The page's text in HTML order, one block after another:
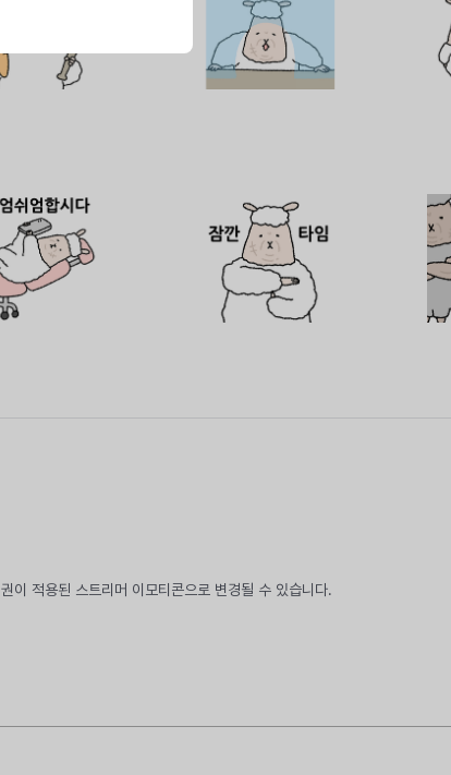
이 적용된 스트리머 이모티콘으로 변경될 수 있습니다.